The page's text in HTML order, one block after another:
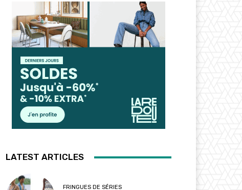
LATEST ARTICLES
FRINGUES DE SÉRIES